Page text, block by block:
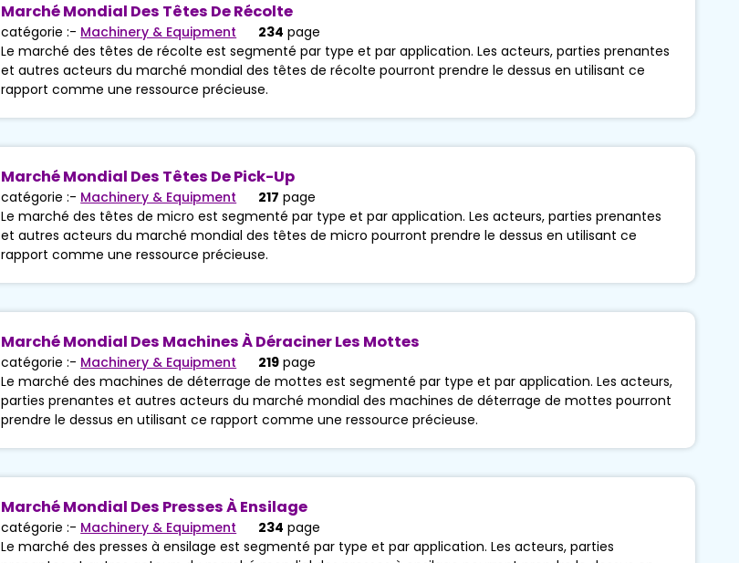
Marché Mondial Des Têtes De Récolte
catégorie :- Machinery & Equipment 234 page
Le marché des têtes de récolte est segmenté par type et par application. Les acteurs, parties prenantes
et autres acteurs du marché mondial des têtes de récolte pourront prendre le dessus en utilisant ce
rapport comme une ressource précieuse.
Marché Mondial Des Têtes De Pick-Up
catégorie :- Machinery & Equipment 217 page
Le marché des têtes de micro est segmenté par type et par application. Les acteurs, parties prenantes
et autres acteurs du marché mondial des têtes de micro pourront prendre le dessus en utilisant ce
rapport comme une ressource précieuse.
Marché Mondial Des Machines À Déraciner Les Mottes
catégorie :- Machinery & Equipment 219 page
Le marché des machines de déterrage de mottes est segmenté par type et par application. Les acteurs,
parties prenantes et autres acteurs du marché mondial des machines de déterrage de mottes pourront
prendre le dessus en utilisant ce rapport comme une ressource précieuse.
Marché Mondial Des Presses À Ensilage
catégorie :- Machinery & Equipment 234 page
Le marché des presses à ensilage est segmenté par type et par application. Les acteurs, parties